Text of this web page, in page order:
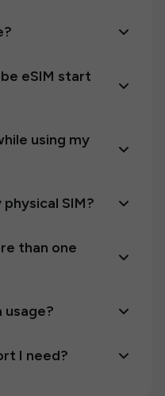
eSIM start
using my
SIM?
than one
usage?
I need?